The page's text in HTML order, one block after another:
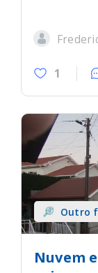
1
Outro
Nuvem